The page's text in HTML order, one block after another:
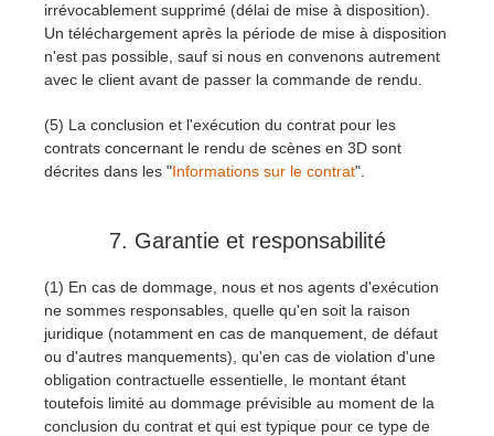
irrévocablement supprimé (délai de mise à disposition).
Un téléchargement après la période de mise à disposition
n'est pas possible, sauf si nous en convenons autrement
avec le client avant de passer la commande de rendu.
(5) La conclusion et l'exécution du contrat pour les
contrats concernant le rendu de scènes en 3D sont
décrites dans les "Informations sur le contrat".
7. Garantie et responsabilité
(1) En cas de dommage, nous et nos agents d'exécution
ne sommes responsables, quelle qu'en soit la raison
juridique (notamment en cas de manquement, de défaut
ou d'autres manquements), qu'en cas de violation d'une
obligation contractuelle essentielle, le montant étant
toutefois limité au dommage prévisible au moment de la
conclusion du contrat et qui est typique pour ce type de